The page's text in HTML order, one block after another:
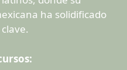
ha solidificado